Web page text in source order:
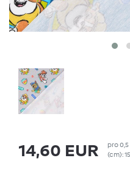
14,60 EUR pro0,5
(cm):